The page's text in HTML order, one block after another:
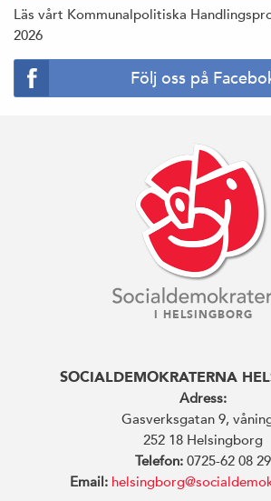
Läs vårt Kommunalpolitiska
2026
Följ oss på
I HELSINGBORG
SOCIALDEMOKRATERNA
Adress:
Gasverksgatan 9,
252 18 Helsingborg
Telefon: 0725-62 08 29
Email: